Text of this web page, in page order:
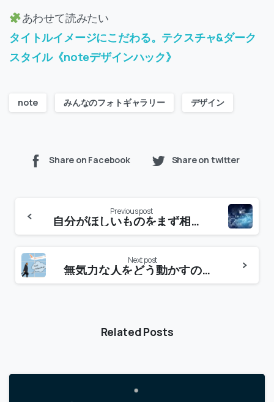
あわせて読みたい
タイトルイメージにこだわる。テクスチャ&ダーク
スタイル《noteデザインハック》
note みんなのフォトギャラリー デザイン
Share on Facebook Share on twitter
Previous post
自分がほしいものをまず相手にあげよう。
Next post
無気力な人をどう動かすのか。こりゃ社会問題だ…就職氷河期世代問題にアラフォー男が向き合ってみる。
Related Posts